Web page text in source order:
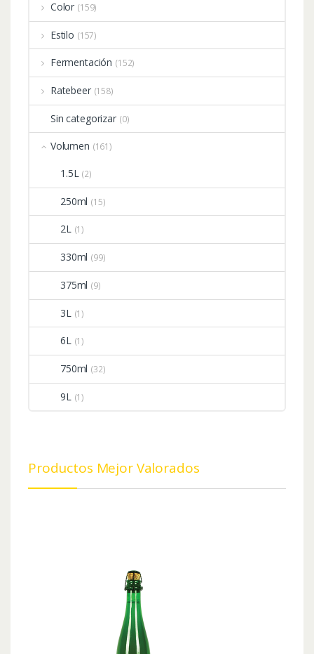
Color (159)
Estilo (157)
Fermentación (152)
Ratebeer (158)
Sin categorizar (0)
Volumen (161)
1.5L (2)
250ml (15)
2L (1)
330ml (99)
375ml (9)
3L (1)
6L (1)
750ml (32)
9L (1)
Productos Mejor Valorados